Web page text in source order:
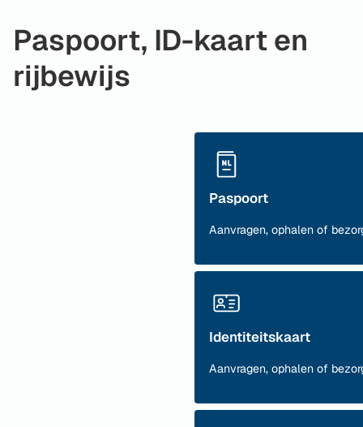
Paspoort, ID-kaart en
rijbewijs
Paspoort
Aanvragen, ophalen of
Identiteitskaart
Aanvragen, ophalen of